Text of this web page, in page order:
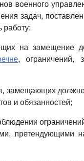
военного
задач,
работу:
на замещение
, ограничений,
замещающих
и обязанностей;
претендующими